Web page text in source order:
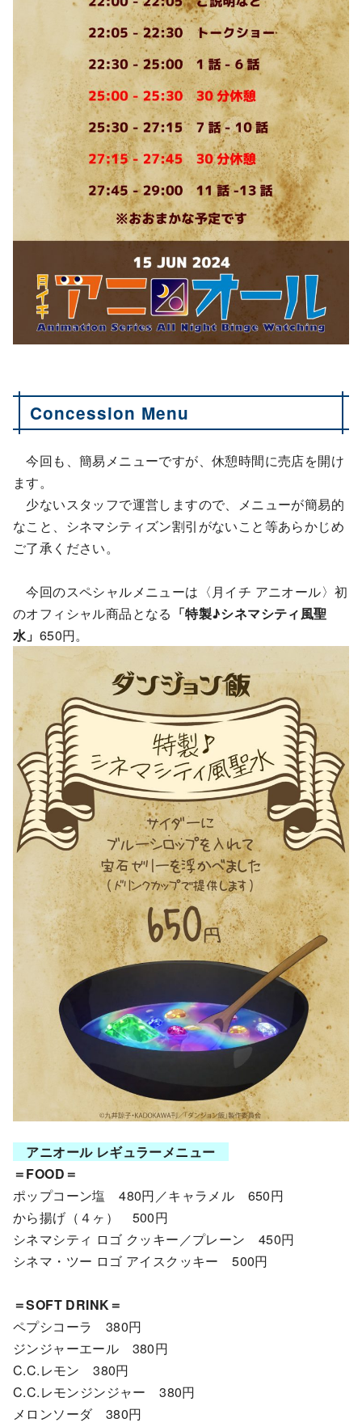
Concession Menu
今回も、簡易メニューですが、休憩時間に売店を開け
ます。
少ないスタッフで運営しますので、メニューが簡易的
なこと、シネマシティズン割引がないこと等あらかじめ
ご了承ください。
今回のスペシャルメニューは〈月イチ アニオール〉初
のオフィシャル商品となる 「特製♪シネマシティ風聖
水」 650円。
アニオール レギュラーメニュー
＝FOOD＝
ポップコーン塩 480円／キャラメル 650円
から揚げ（４ヶ） 500円
シネマシティ ロゴ クッキー／プレーン 450円
シネマ・ツー ロゴ アイスクッキー 500円
＝SOFT DRINK＝
ペプシコーラ 380円
ジンジャーエール 380円
C.C.レモン 380円
C.C.レモンジンジャー 380円
メロンソーダ 380円